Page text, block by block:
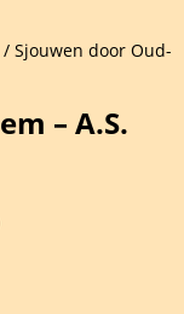
/ Sjouwen door Oud-
– A.S.